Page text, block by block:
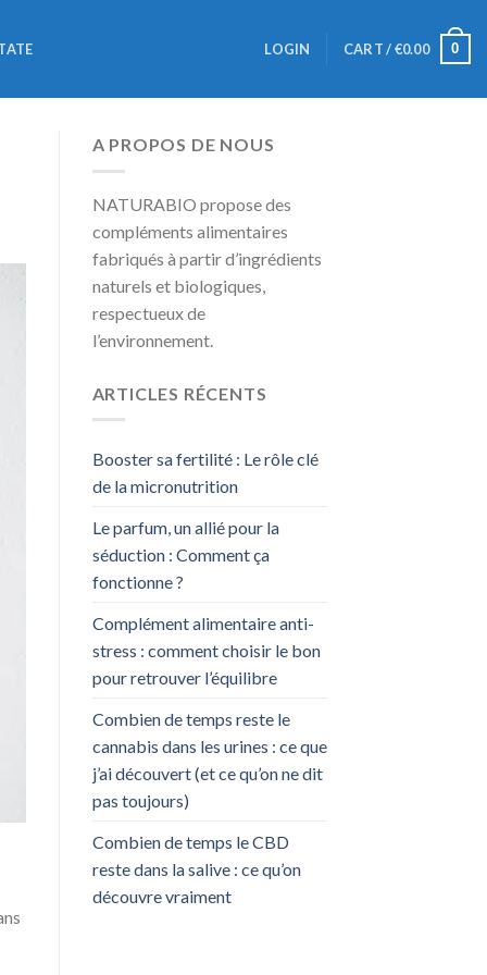
LOGIN CART /€0.00 0
A PROPOS DE NOUS
NATURABIO propose des
compléments alimentaires
fabriqués à partir d’ingrédients
naturels et biologiques,
respectueux de
l’environnement.
ARTICLES RÉCENTS
Booster sa fertilité : Le rôle clé
de la micronutrition
Le parfum, un allié pour la
séduction : Comment ça
fonctionne ?
Complément alimentaire anti-
stress : comment choisir le bon
pour retrouver l’équilibre
Combien de temps reste le
cannabis dans les urines : ce que
j’ai découvert (et ce qu’on ne dit
pas toujours)
Combien de temps le CBD
reste dans la salive : ce qu’on
découvre vraiment